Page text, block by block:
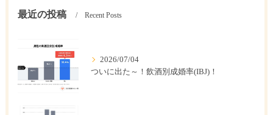
最近の投稿 Recent Posts
2026/07/04
ついに出た～！飲酒別成婚率(IBJ)！